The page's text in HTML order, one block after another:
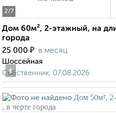
2/7
Дом 60м², 2-этажный, на
города
25 000 ₽ в месяц
Шоссейная
Собственник, 07.08.2026
‹